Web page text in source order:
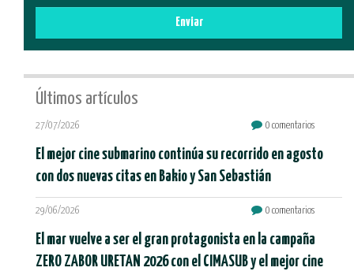
Enviar
Últimos artículos
27/07/2026 0 comentarios
El mejor cine submarino continúa su recorrido en agosto
con dos nuevas citas en Bakio y San Sebastián
29/06/2026 0 comentarios
El mar vuelve a ser el gran protagonista en la campaña
ZERO ZABOR URETAN 2026 con el CIMASUB y el mejor cine